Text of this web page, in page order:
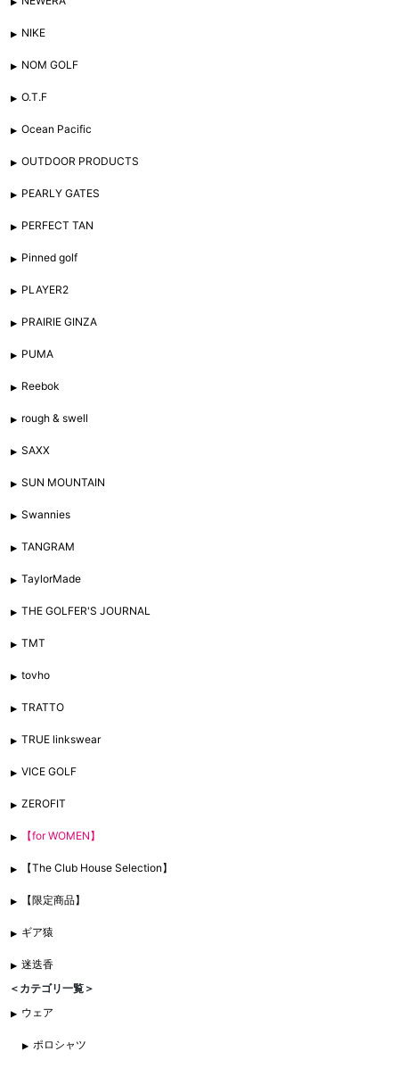
NIKE
NOM GOLF
O.T.F
Ocean Pacific
OUTDOOR PRODUCTS
PEARLY GATES
PERFECT TAN
Pinned golf
PLAYER2
PRAIRIE GINZA
PUMA
Reebok
rough & swell
SAXX
SUN MOUNTAIN
Swannies
TANGRAM
TaylorMade
THE GOLFER'S JOURNAL
TMT
tovho
TRATTO
TRUE linkswear
VICE GOLF
ZEROFIT
【for WOMEN】
【The Club House Selection】
【限定商品】
ギア猿
迷迭香
＜カテゴリ一覧＞
ウェア
ポロシャツ